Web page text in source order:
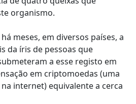
organismo.
meses, em diversos países, a
da íris de pessoas que
a esse registo em
em criptomoedas (uma
internet) equivalente a cerca